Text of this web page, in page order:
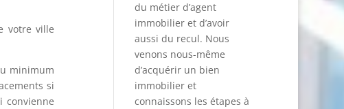
votre ville
minimum
si
du métier d’agent
immobilier et d’avoir
aussi du recul. Nous
venons nous-même
d’acquérir un bien
immobilier et
connaissons les étapes à